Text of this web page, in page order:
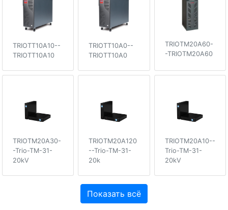
TRIOTT10A10--
TRIOTT10A10
TRIOTT10A0--
TRIOTT10A0
TRIOTM20A60-
-TRIOTM20A60
TRIOTM20A30-
-Trio-TM-31-
20kV
TRIOTM20A120
--Trio-TM-31-
20k
TRIOTM20A10--
Trio-TM-31-
20kV
Показать всё